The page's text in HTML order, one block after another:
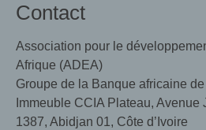
Contact
Association pour le
Afrique (ADEA)
Groupe de la Banque africaine
Immeuble CCIA Plateau, Avenue
1387, Abidjan 01, Côte d’Ivoire